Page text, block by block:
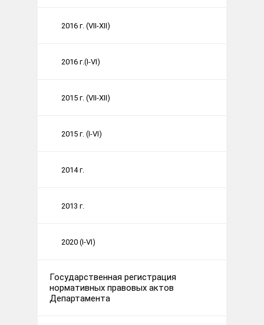
2016 г. (VII-XII)
2016 г.(I-VI)
2015 г. (VII-XII)
2015 г. (I-VI)
2014 г.
2013 г.
2020 (I-VI)
Государственная регистрация
нормативных правовых актов
Департамента